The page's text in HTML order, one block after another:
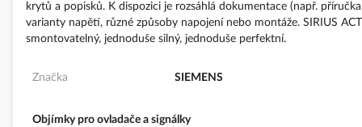
krytů a popisků. K dispozici je rozsáhlá dokumentace (např.
varianty napětí, různé způsoby napojení nebo montáže. SIRIUS
smontovatelný, jednoduše silný, jednoduše perfektní.
Značka SIEMENS
Objímky pro ovladače a signálky